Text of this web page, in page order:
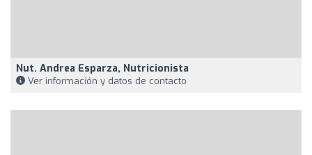
Nut. Andrea Esparza, Nutricionista
Ver información y datos de contacto